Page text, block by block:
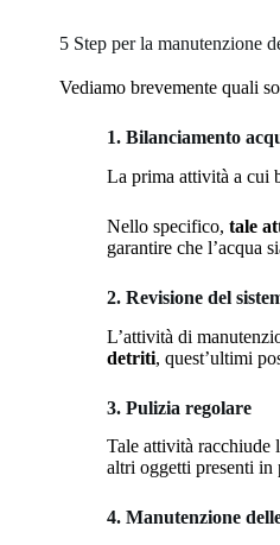
5 Step per la manutenzione
Vediamo brevemente quali
1. Bilanciamento
La prima attività a cui
Nello specifico, tale
garantire che l’acqua
2. Revisione del
L’attività di
detriti, quest’ultimi
3. Pulizia regolare
Tale attività racchiude
altri oggetti presenti in
4. Manutenzione